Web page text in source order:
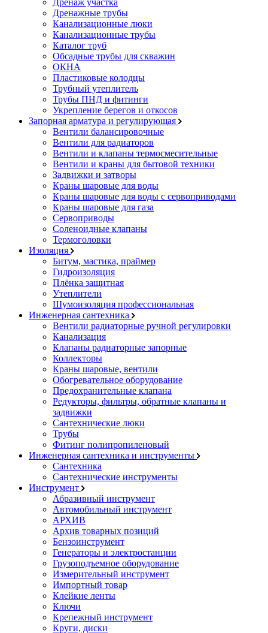
Дренажные трубы
Канализационные люки
Канализационные трубы
Каталог труб
Обсадные трубы для скважин
ОКНА
Пластиковые колодцы
Трубный утеплитель
Трубы ПНД и фитинги
Укрепление берегов и откосов
Запорная арматура и регулирующая
Вентили балансировочные
Вентили для радиаторов
Вентили и клапаны термосмесительные
Вентили и краны для бытовой техники
Задвижки и затворы
Краны шаровые для воды
Краны шаровые для воды с сервоприводами
Краны шаровые для газа
Сервоприводы
Соленоидные клапаны
Термоголовки
Изоляция
Битум, мастика, праймер
Гидроизоляция
Плёнка защитная
Утеплители
Шумоизоляция профессиональная
Инженерная сантехника
Вентили радиаторные ручной регулировки
Канализация
Клапаны радиаторные запорные
Коллекторы
Краны шаровые, вентили
Обогревательное оборудование
Предохранительные клапана
Редукторы, фильтры, обратные клапаны и
задвижки
Сантехнические люки
Трубы
Фитинг полипропиленовый
Инженерная сантехника и инструменты
Сантехника
Сантехнические инструменты
Инструмент
Абразивный инструмент
Автомобильный инструмент
АРХИВ
Архив товарных позиций
Бензоинструмент
Генераторы и электростанции
Грузоподъемное оборудование
Измерительный инструмент
Импортный товар
Клейкие ленты
Ключи
Крепежный инструмент
Круги, диски